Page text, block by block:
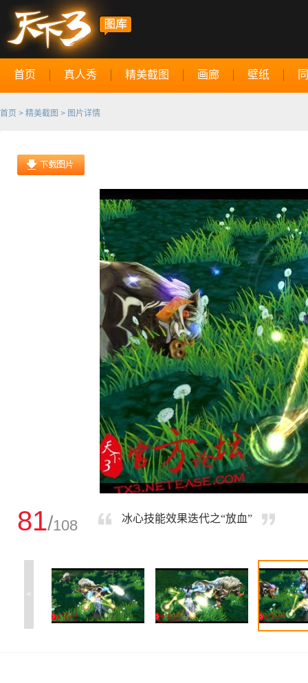
首页 真人秀 精美截图 画廊 壁纸
首页 > 精美截图 > 图片详情
81/108 冰心技能效果迭代之“放血”
<